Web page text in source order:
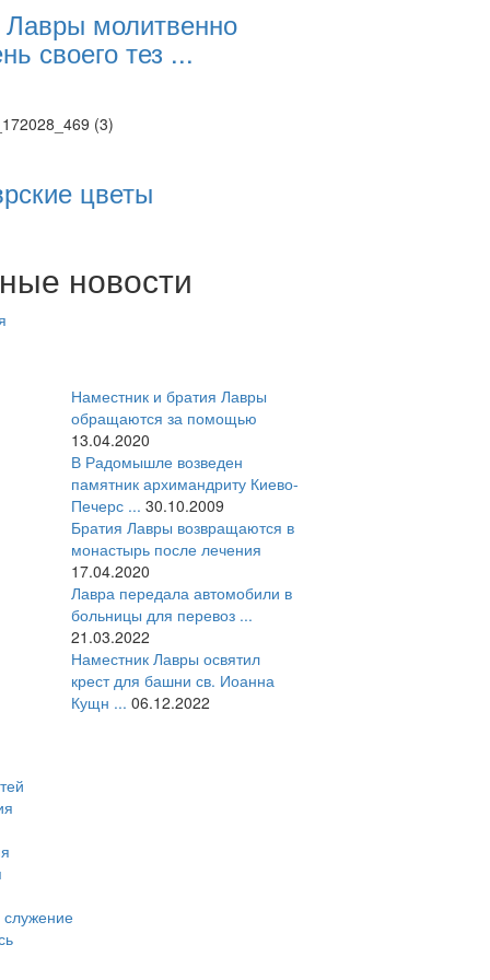
молитвенно
своего тез ...
цветы
новости
Наместник и братия Лавры
обращаются за помощью
13.04.2020
В Радомышле возведен
памятник архимандриту Киево-
Печерс ... 30.10.2009
Братия Лавры возвращаются в
монастырь после лечения
17.04.2020
Лавра передала автомобили в
больницы для перевоз ...
21.03.2022
Наместник Лавры освятил
крест для башни св. Иоанна
Кущн ... 06.12.2022